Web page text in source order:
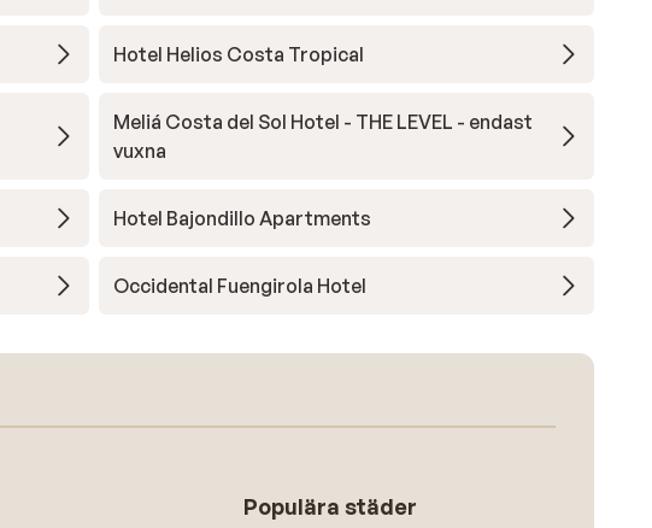
Hotel Helios Costa Tropical
Meliá Costa del Sol Hotel - THE LEVEL - endast
vuxna
Hotel Bajondillo Apartments
Occidental Fuengirola Hotel
Populära städer